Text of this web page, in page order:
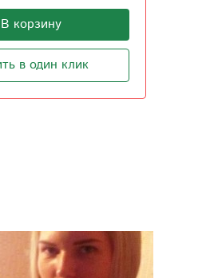
1 800
В корзину